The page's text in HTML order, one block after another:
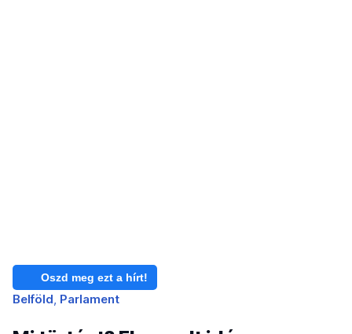
Oszd meg ezt a hírt!
Belföld Parlament